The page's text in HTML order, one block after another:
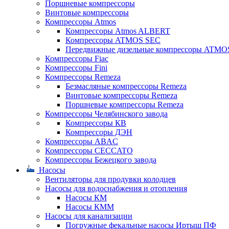
Поршневые компрессоры
Винтовые компрессоры
Компрессоры Atmos
Компрессоры Atmos ALBERT
Компрессоры ATMOS SEC
Передвижные дизельные компрессоры
Компрессоры Fiac
Компрессоры Fini
Компрессоры Remeza
Безмасляные компрессоры Remeza
Винтовые компрессоры Remeza
Поршневые компрессоры Remeza
Компрессоры Челябинского завода
Компрессоры КВ
Компрессоры ДЭН
Компрессоры ABAC
Компрессоры CECCATO
Компрессоры Бежецкого завода
Насосы
Вентиляторы для продувки колодцев
Насосы для водоснабжения и отопления
Насосы КМ
Насосы КММ
Насосы для канализации
Погружные фекальные насосы Иртыш ПФ